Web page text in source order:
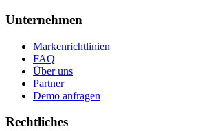
Unternehmen
Markenrichtlinien
FAQ
Über uns
Partner
Demo anfragen
Rechtliches